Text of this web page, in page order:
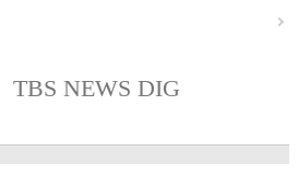
TBS NEWS DIG